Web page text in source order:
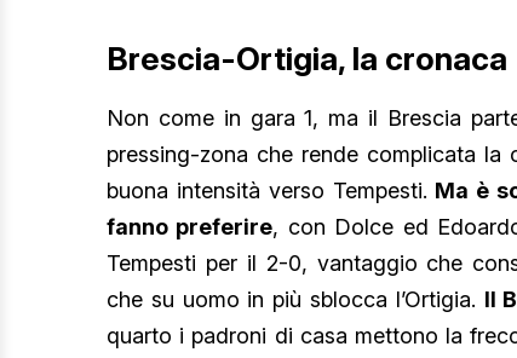
Brescia-Ortigia, la cronaca
Non come in gara 1, ma il Brescia
pressing-zona che rende complicata la
buona intensità verso Tempesti. Ma è
fanno preferire, con Dolce ed
Tempesti per il 2-0, vantaggio che
che su uomo in più sblocca l’Ortigia. Il
quarto i padroni di casa mettono la